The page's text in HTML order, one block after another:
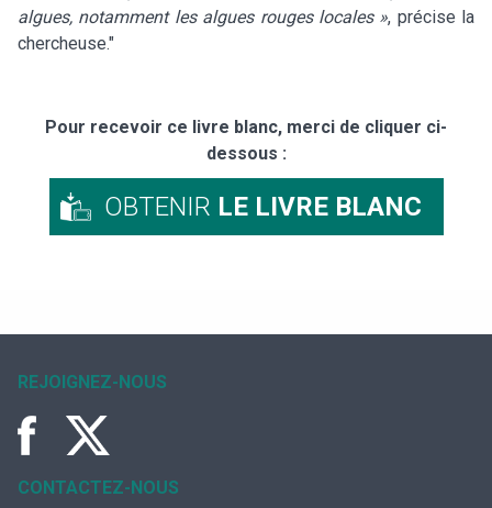
algues, notamment les algues rouges locales », précise la
chercheuse."
Pour recevoir ce livre blanc, merci de cliquer ci-
dessous :
OBTENIR LE LIVRE BLANC
REJOIGNEZ-NOUS
CONTACTEZ-NOUS